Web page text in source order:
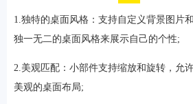
1.独特的桌面风格：支持自定义背景图片
独一无二的桌面风格来展示自己的个性;
2.美观匹配：小部件支持缩放和旋转，允
美观的桌面布局;